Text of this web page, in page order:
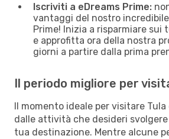
Iscriviti a eDreams Prime:
vantaggi del nostro
Prime! Inizia a risparmiare sui
e approfitta ora della nostra
giorni a partire dalla prima
Il periodo migliore per
Il momento ideale per visitare
dalle attività che desideri
tua destinazione. Mentre alcune